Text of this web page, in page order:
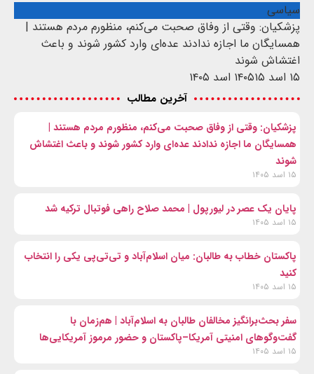
سیاسی
پزشکیان: وقتی از وفاق صحبت می‌کنم، منظورم مردم هستند |
همسایگان ما اجازه ندادند عده‌ای وارد کشور شوند و باعث
اغتشاش شوند
۱۵ اسد ۱۴۰۵
۱۵ اسد ۱۴۰۵
آخرین مطالب
پزشکیان: وقتی از وفاق صحبت می‌کنم، منظورم مردم هستند |
همسایگان ما اجازه ندادند عده‌ای وارد کشور شوند و باعث اغتشاش
شوند
۱۵ اسد ۱۴۰۵
پایان یک عصر در لیورپول | محمد صلاح راهی فوتبال ترکیه شد
۱۵ اسد ۱۴۰۵
پاکستان خطاب به طالبان: میان اسلام‌آباد و تی‌تی‌پی یکی را انتخاب
کنید
۱۵ اسد ۱۴۰۵
سفر بحث‌برانگیز مخالفان طالبان به اسلام‌آباد | هم‌زمان با
گفت‌وگوهای امنیتی آمریکا–پاکستان و حضور مرموز آمریکایی‌ها
۱۵ اسد ۱۴۰۵